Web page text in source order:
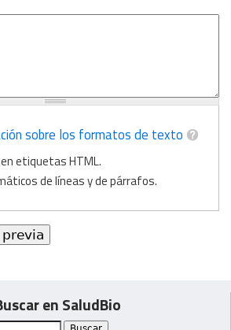
sobre los formatos de texto
etiquetas HTML.
de líneas y de párrafos.
en SaludBio